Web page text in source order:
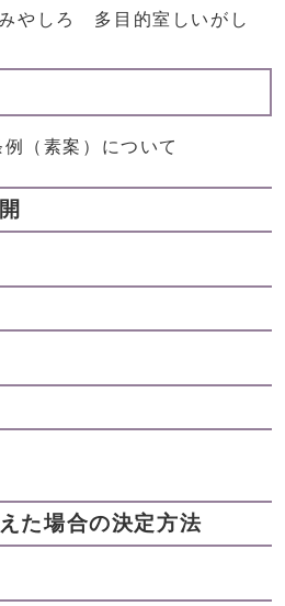
やしろ 多目的室しいがし
（素案）について
た場合の決定方法